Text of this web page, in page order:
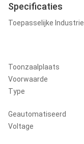
Specificaties
Toepasselijke Industrie
Toonzaalplaats
Voorwaarde
Type
Geautomatiseerd
Voltage